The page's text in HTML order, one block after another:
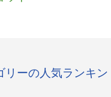
リーの人気ランキン